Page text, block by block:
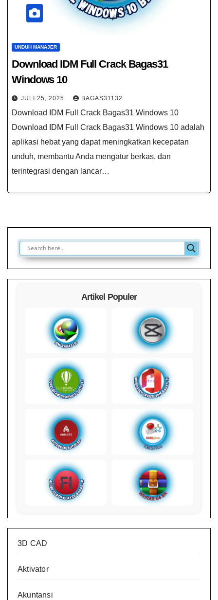
UNDUH MANAJER
Download IDM Full Crack Bagas31
Windows 10
JULI 25, 2025 BAGAS31132
Download IDM Full Crack Bagas31 Windows 10
Download IDM Full Crack Bagas31 Windows 10 adalah
aplikasi hebat yang dapat meningkatkan kecepatan
unduh, membantu Anda mengatur berkas, dan
terintegrasi dengan lancar…
Artikel Populer
3D CAD
Aktivator
Akuntansi